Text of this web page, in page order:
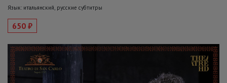
Язык: итальянский, русские субтитры
650 ₽